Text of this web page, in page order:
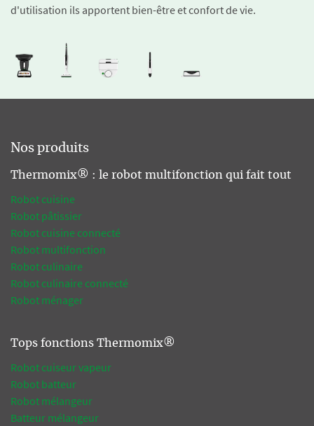
d'utilisation ils apportent bien-être et confort de vie.
Nos produits
Thermomix® : le robot multifonction qui fait tout
Robot cuisine
Robot pâtissier
Robot cuisine connecté
Robot multifonction
Robot culinaire
Robot culinaire connecté
Robot ménager
Tops fonctions Thermomix®
Robot cuiseur vapeur
Robot batteur
Robot mélangeur
Batteur mélangeur